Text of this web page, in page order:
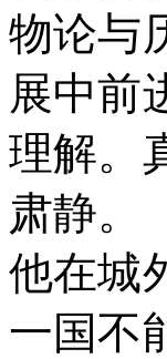
物论与
展中前
理解。
肃静。
他在城
一国不